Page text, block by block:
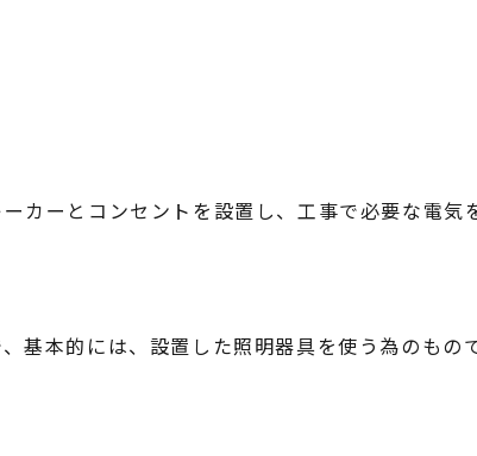
カーとコンセントを設置し、工事で必要な電気
基本的には、設置した照明器具を使う為のもの